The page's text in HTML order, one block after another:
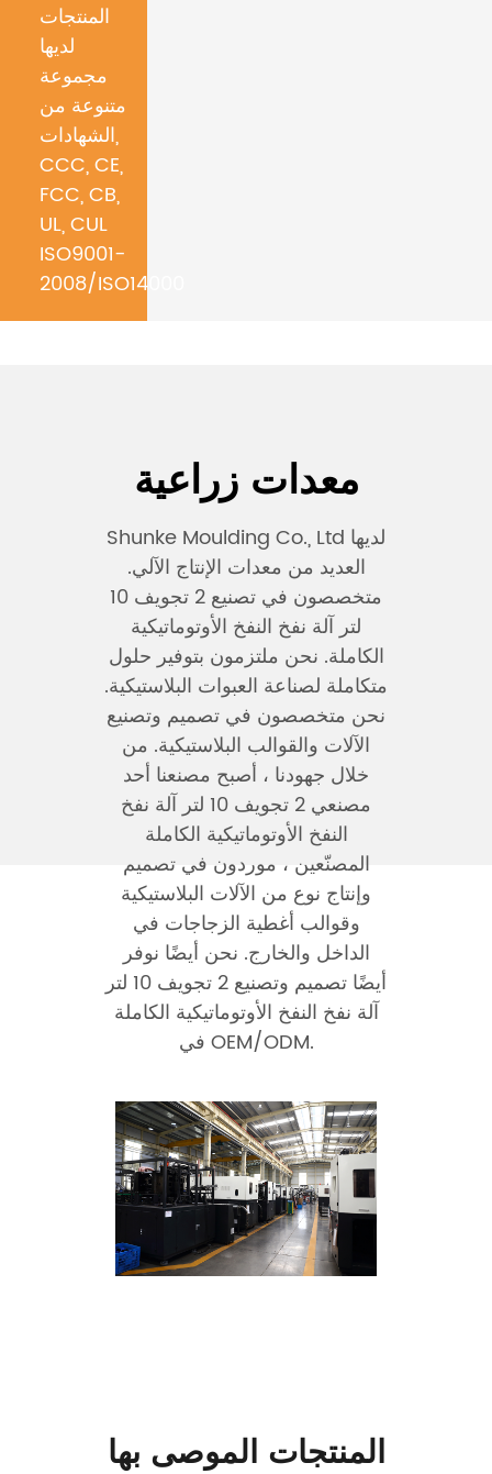
المنتجات
لديها
مجموعة
متنوعة من
الشهادات,
CCC, CE,
FCC, CB,
UL, CUL
ISO9001-
2008/ISO14000
معدات زراعية
Shunke Moulding Co., Ltd لديها
العديد من معدات الإنتاج الآلي.
متخصصون في تصنيع 2 تجويف 10
لتر آلة نفخ النفخ الأوتوماتيكية
الكاملة. نحن ملتزمون بتوفير حلول
متكاملة لصناعة العبوات البلاستيكية.
نحن متخصصون في تصميم وتصنيع
الآلات والقوالب البلاستيكية. من
خلال جهودنا ، أصبح مصنعنا أحد
مصنعي
2 تجويف 10 لتر آلة نفخ
النفخ الأوتوماتيكية الكاملة
المصنّعين ، موردون في تصميم
وإنتاج نوع من الآلات البلاستيكية
وقوالب أغطية الزجاجات في
الداخل والخارج. نحن أيضًا نوفر
أيضًا تصميم وتصنيع 2 تجويف 10 لتر
آلة نفخ النفخ الأوتوماتيكية الكاملة
في OEM/ODM.
المنتجات الموصى بها